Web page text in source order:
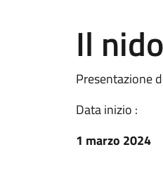
Il
Presentazione
Data inizio :
1 marzo 2024